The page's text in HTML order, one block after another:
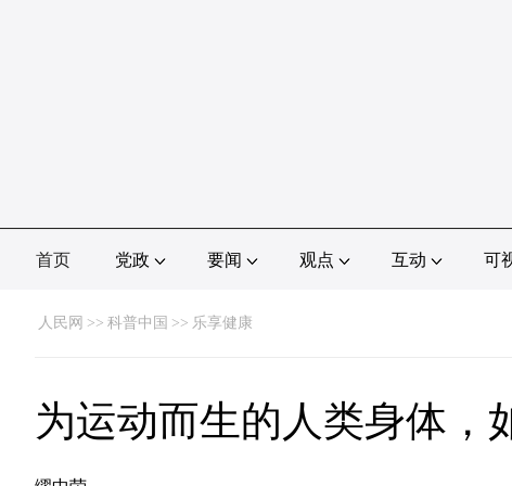
首页 党政 要闻 观点 互动 可
人民网 >> 科普中国 >> 乐享健康
为运动而生的人类身体，